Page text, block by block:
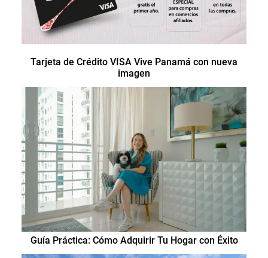
Tarjeta de Crédito VISA Vive Panamá con nueva
imagen
Guía Práctica: Cómo Adquirir Tu Hogar con Éxito